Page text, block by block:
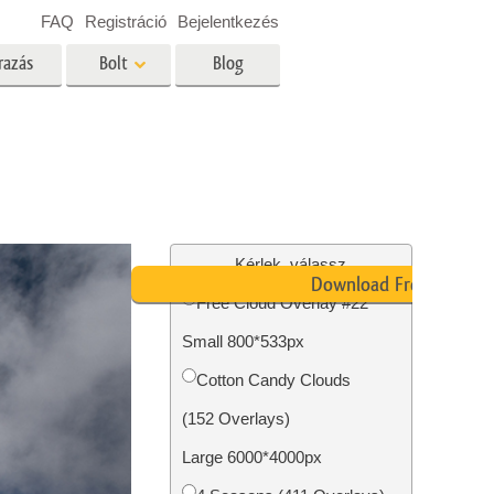
Fotó -helyreállítási szolgáltatások
Bolt Blog
FAQ Registráció Bejelentkezés
Kérlek, válassz
Free Cloud Overlay #22
Small 800*533px
Cotton Candy Clouds
(152 Overlays)
Large 6000*4000px
Download Free